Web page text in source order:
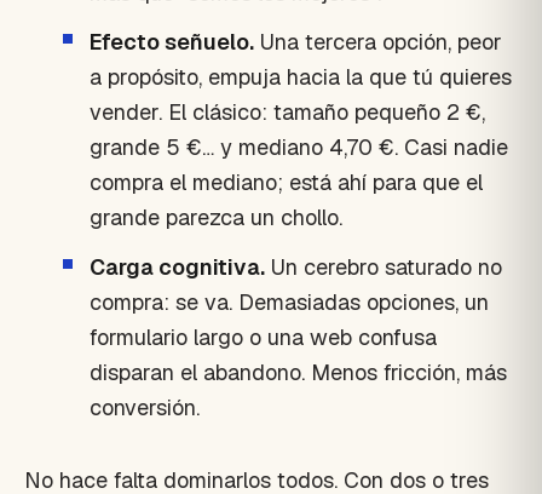
Efecto señuelo. Una tercera opción, peor
a propósito, empuja hacia la que tú quieres
vender. El clásico: tamaño pequeño 2 €,
grande 5 €… y mediano 4,70 €. Casi nadie
compra el mediano; está ahí para que el
grande parezca un chollo.
Carga cognitiva. Un cerebro saturado no
compra: se va. Demasiadas opciones, un
formulario largo o una web confusa
disparan el abandono. Menos fricción, más
conversión.
No hace falta dominarlos todos. Con dos o tres